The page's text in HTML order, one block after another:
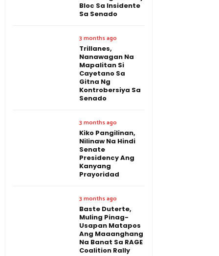
Bloc Sa Insidente
Sa Senado
3 months ago
Trillanes,
Nanawagan Na
Mapalitan Si
Cayetano Sa
Gitna Ng
Kontrobersiya Sa
Senado
3 months ago
Kiko Pangilinan,
Nilinaw Na Hindi
Senate
Presidency Ang
Kanyang
Prayoridad
3 months ago
Baste Duterte,
Muling Pinag-
Usapan Matapos
Ang Maaanghang
Na Banat Sa RAGE
Coalition Rally